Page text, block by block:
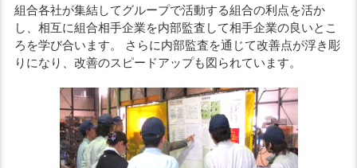
組合各社が集結してグループで活動する組合の利点を活か
し、相互に組合相手企業を内部監査して相手企業の良いとこ
ろを学び合います。
さらに内部監査を通じて改善点が浮き彫
りになり、改善のスピードアップも図られています。